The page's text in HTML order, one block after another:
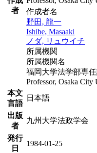
者
作成者名
野田, 龍一
Ishibe, Masaaki
ノダ, リュウイチ
所属機関
所属機関名
福岡大学法学部専
Professor, Osaka City
本文
言語
日本語
出版
者
九州大学法政学会
発行
日
1984-01-25